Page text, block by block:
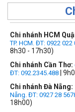
Chi nhánh HCM
TP. HCM. ĐT: 0922 022
8h30 - 17h30)
Chi nhánh Cần Thơ:
ĐT: 092.2345.488 |
Chi nhánh Đà Nẵng:
Nẵng. ĐT: 0927 28
18h00)